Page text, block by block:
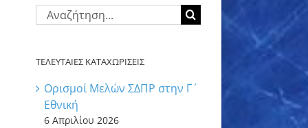
Αναζήτηση
για:
ΤΕΛΕΥΤΑΙΕΣ ΚΑΤΑΧΩΡΙΣΕΙΣ
Ορισμοί Μελών ΣΔΠΡ στην Γ΄
Εθνική
6 Απριλίου 2026